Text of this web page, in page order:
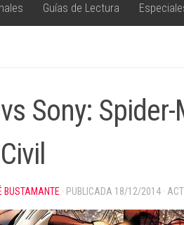
Guías de Lectura
Sony:
BUSTAMANTE · PUBLICADA 18/12/2014 ·